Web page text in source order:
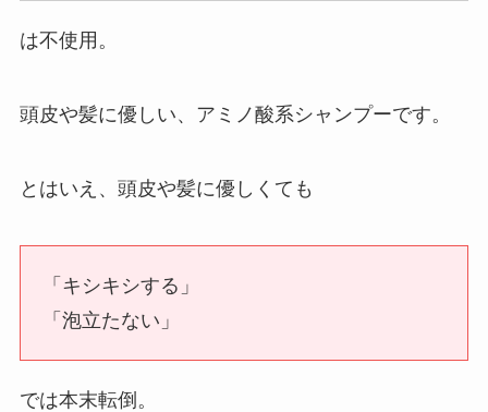
は不使用。
頭皮や髪に優しい、アミノ酸系シャンプーです。
とはいえ、頭皮や髪に優しくても
「キシキシする」
「泡立たない」
では本末転倒。